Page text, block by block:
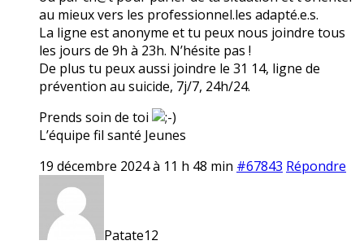
au mieux vers les professionnel.les adapté.e.s.
La ligne est anonyme et tu peux nous joindre tous
les jours de 9h à 23h. N’hésite pas !
De plus tu peux aussi joindre le 31 14, ligne de
prévention au suicide, 7j/7, 24h/24.
Prends soin de toi
L’équipe fil santé Jeunes
19 décembre 2024 à 11 h 48 min #67843 Répondre
Patate12